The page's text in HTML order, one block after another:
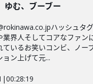
ゆむ、ブーブー
ハッシュタ
業界人そしてコアなファン
いるお笑いコンビ、ノー
ン上げて元...
|00:28:19